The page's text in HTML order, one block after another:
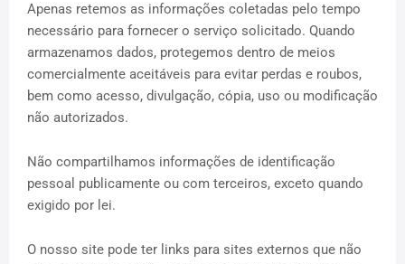
Apenas retemos as informações coletadas pelo tempo
necessário para fornecer o serviço solicitado. Quando
armazenamos dados, protegemos dentro de meios
comercialmente aceitáveis ​​para evitar perdas e roubos,
bem como acesso, divulgação, cópia, uso ou modificação
não autorizados.
Não compartilhamos informações de identificação
pessoal publicamente ou com terceiros, exceto quando
exigido por lei.
O nosso site pode ter links para sites externos que não